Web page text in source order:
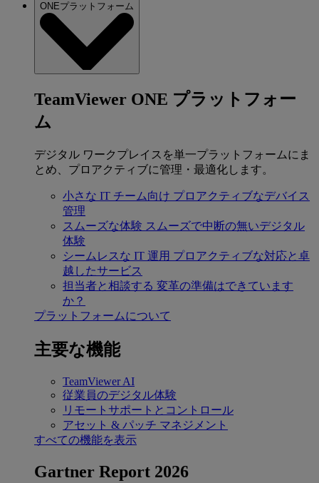
ONEプラットフォーム
TeamViewer ONE プラットフォー
ム
デジタル ワークプレイスを単一プラットフォームにま
とめ、プロアクティブに管理・最適化します。
小さな IT チーム向け プロアクティブなデバイス
管理
スムーズな体験 スムーズで中断の無いデジタル
体験
シームレスな IT 運用 プロアクティブな対応と卓
越したサービス
担当者と相談する 変革の準備はできています
か？
プラットフォームについて
主要な機能
TeamViewer AI
従業員のデジタル体験
リモートサポートとコントロール
アセット & パッチ マネジメント
すべての機能を表示
Gartner Report 2026